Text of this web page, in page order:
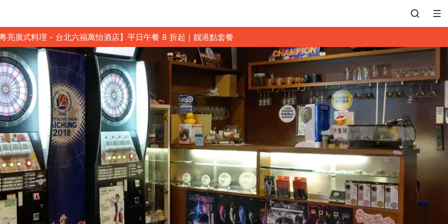
訂位紀錄
餐廳客服
常見問題
EZTABLE 禮物卡
餐廳合作
亮廣式料理 - 台北六福萬怡酒店】平日午餐 8 折起｜靓港點套餐